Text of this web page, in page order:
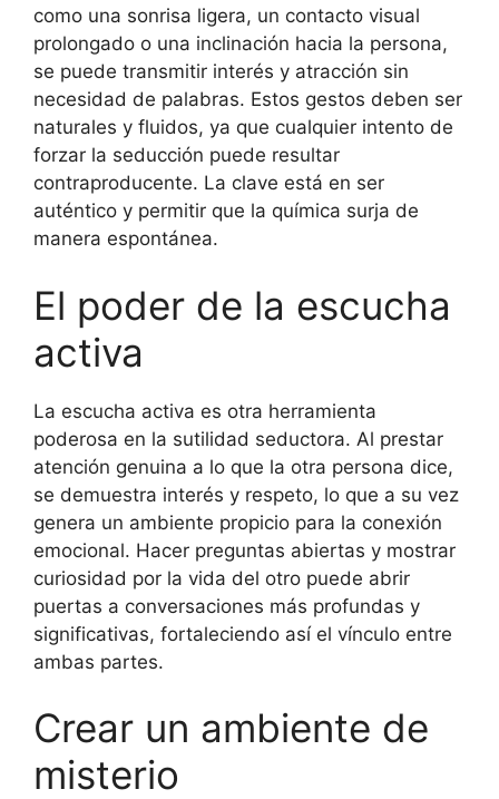
como una sonrisa ligera, un contacto visual
prolongado o una inclinación hacia la persona,
se puede transmitir interés y atracción sin
necesidad de palabras. Estos gestos deben ser
naturales y fluidos, ya que cualquier intento de
forzar la seducción puede resultar
contraproducente. La clave está en ser
auténtico y permitir que la química surja de
manera espontánea.
El poder de la escucha
activa
La escucha activa es otra herramienta
poderosa en la sutilidad seductora. Al prestar
atención genuina a lo que la otra persona dice,
se demuestra interés y respeto, lo que a su vez
genera un ambiente propicio para la conexión
emocional. Hacer preguntas abiertas y mostrar
curiosidad por la vida del otro puede abrir
puertas a conversaciones más profundas y
significativas, fortaleciendo así el vínculo entre
ambas partes.
Crear un ambiente de
misterio